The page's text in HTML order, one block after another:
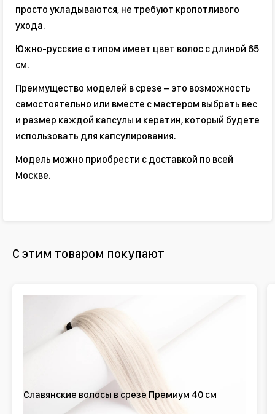
просто укладываются, не требуют кропотливого
ухода.
Южно-русские с типом имеет цвет волос с длиной 65
см.
Преимущество моделей в срезе – это возможность
самостоятельно или вместе с мастером выбрать вес
и размер каждой капсулы и кератин, который будете
использовать для капсулирования.
Модель можно приобрести с доставкой по всей
Москве.
С этим товаром покупают
Славянские волосы в срезе Премиум 40 см